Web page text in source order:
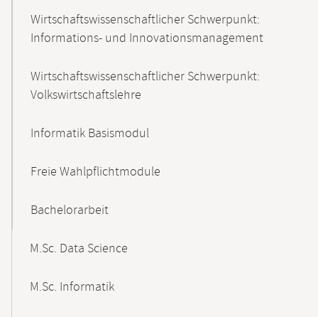
Wirtschaftswissenschaftlicher Schwerpunkt:
Informations- und Innovationsmanagement
Wirtschaftswissenschaftlicher Schwerpunkt:
Volkswirtschaftslehre
Informatik Basismodul
Freie Wahlpflichtmodule
Bachelorarbeit
M.Sc. Data Science
M.Sc. Informatik